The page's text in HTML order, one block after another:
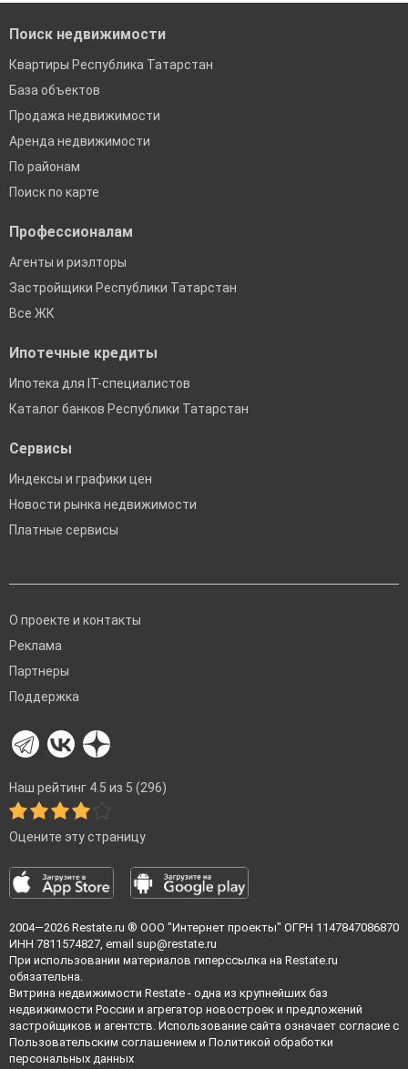
Поиск недвижимости
Квартиры Республика Татарстан
База объектов
Продажа недвижимости
Аренда недвижимости
По районам
Поиск по карте
Профессионалам
Агенты и риэлторы
Застройщики Республики Татарстан
Все ЖК
Ипотечные кредиты
Ипотека для IT-специалистов
Каталог банков Республики Татарстан
Сервисы
Индексы и графики цен
Новости рынка недвижимости
Платные сервисы
О проекте и контакты
Реклама
Партнеры
Поддержка
Наш рейтинг 4.5 из 5 (296)
Оцените эту страницу
2004—2026 Restate.ru ® ООО "Интернет проекты" ОГРН 1147847086870
ИНН 7811574827, email sup@restate.ru
При использовании материалов гиперссылка на Restate.ru
обязательна.
Витрина недвижимости Restate - одна из крупнейших баз
недвижимости России и агрегатор новостроек и предложений
застройщиков и агентств. Использование сайта означает согласие с
Пользовательским соглашением и Политикой обработки
персональных данных